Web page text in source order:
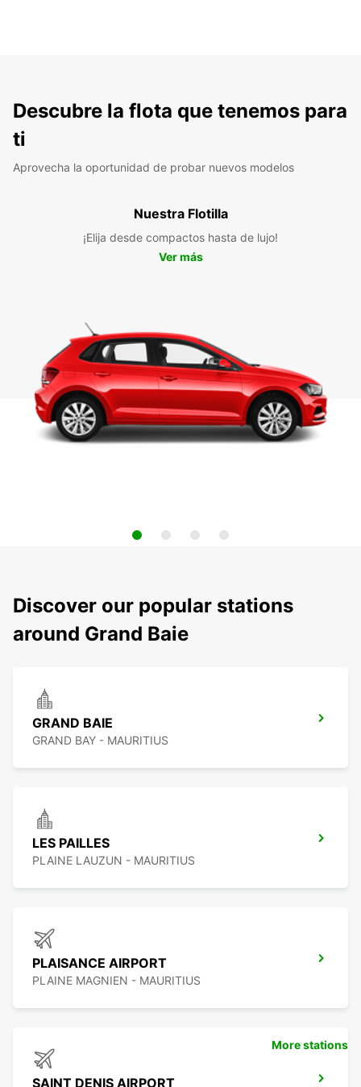
Descubre la flota que tenemos para
ti
Aprovecha la oportunidad de probar nuevos modelos
Nuestra Flotilla
¡Elija desde compactos hasta de lujo!
Ver más
Discover our popular stations
around Grand Baie
GRAND BAIE
GRAND BAY - MAURITIUS
LES PAILLES
PLAINE LAUZUN - MAURITIUS
PLAISANCE AIRPORT
PLAINE MAGNIEN - MAURITIUS
SAINT DENIS AIRPORT
More stations